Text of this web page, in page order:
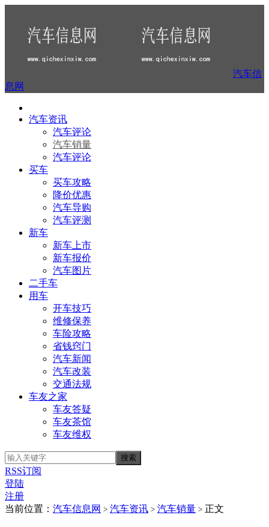
汽车信
息网
汽车资讯
汽车评论
汽车销量
汽车评论
买车
买车攻略
降价优惠
汽车导购
汽车评测
新车
新车上市
新车报价
汽车图片
二手车
用车
开车技巧
维修保养
车险攻略
省钱窍门
汽车新闻
汽车改装
交通法规
车友之家
车友答疑
车友茶馆
车友维权
RSS订阅
登陆
注册
当前位置： 汽车信息网 > 汽车资讯 > 汽车销量 > 正文